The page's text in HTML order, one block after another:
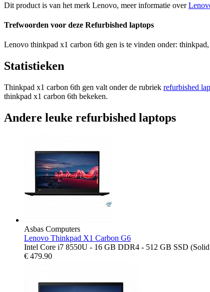
Dit product is van het merk Lenovo, meer informatie over
Trefwoorden voor deze Refurbished laptops
Lenovo thinkpad x1 carbon 6th gen is te vinden onder:
Statistieken
Thinkpad x1 carbon 6th gen valt onder de rubriek refurbished
thinkpad x1 carbon 6th bekeken.
Andere leuke refurbished laptops
Asbas Computers
Lenovo Thinkpad X1 Carbon G6
Intel Core i7 8550U - 16 GB DDR4 - 512 GB SSD
€ 479.90